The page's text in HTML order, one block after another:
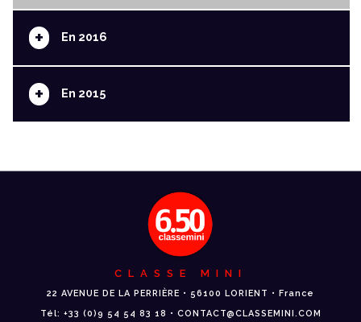
+ En 2016
+ En 2015
CLASSE MINI
22 AVENUE DE LA PERRIÈRE • 56100 LORIENT • France
Tél: +33 (0)9 54 54 83 18 • CONTACT@CLASSEMINI.COM